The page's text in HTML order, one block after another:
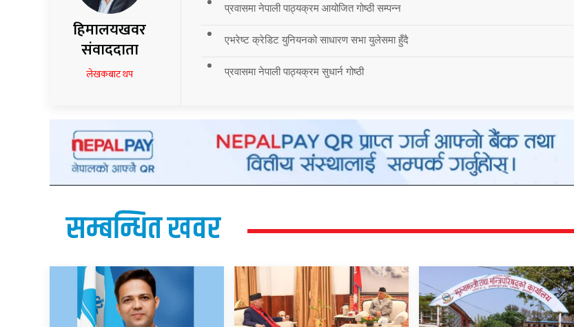
हिमालयखवर
संवाददाता
लेखकबाट थप
प्रवासमा नेपाली पाठ्यक्रम आयोजित गोष्ठी सम्पन्न
एभरेष्ट क्रेडिट युनियनको साधारण सभा युलेसमा हुँदै
प्रवासमा नेपाली पाठ्यक्रम सुधार्न गोष्ठी
सम्बन्धित खवर